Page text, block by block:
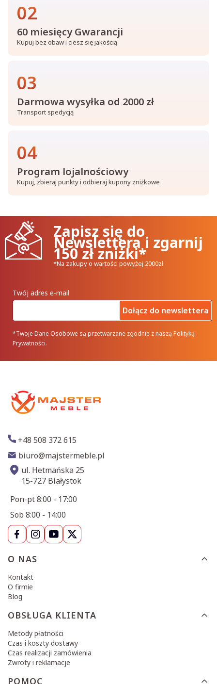
02
60 miesięcy Gwarancji
Kupuj bez obaw i ciesz się jakością
03
Darmowa wysyłka od 2000 zł
Transport spedycją
04
Program lojalnościowy
Kupuj, zbieraj punkty i odbieraj kupony zniżkowe
Zapisz się do
Newslettera i zgarnij
150 zł zniżki*
*Na zakupy o wartości powyżej 2000zł
Twój adres e-mail
Dołącz do newslettera
*Twoje Dane Osobowe są przetwarzane zgodnie z naszą Polityką
Prywatności.
+48 508 372 615
biuro@majstermeble.pl
ul. Hetmańska 25
15-727 Białystok
Pon-pt 8:00 - 17:00
Sob 8:00 - 14:00
Linki w stopce
O NAS
Kontakt
O firmie
Blog
OBSŁUGA KLIENTA
Metody płatności
Czas i koszty dostawy
Czas realizacji zamówienia
Zwroty i reklamacje
POMOC